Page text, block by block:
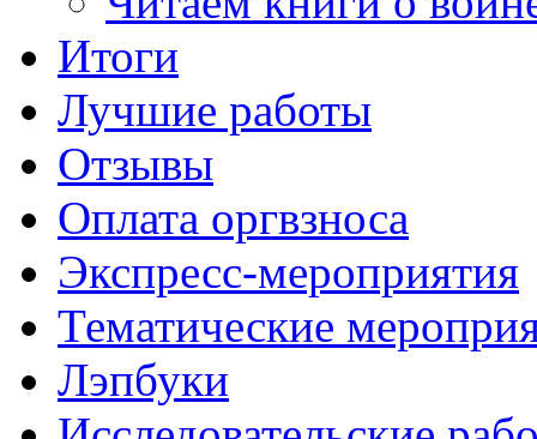
Итоги
Лучшие работы
Отзывы
Оплата оргвзноса
Экспресс-мероприятия
Тематические
Лэпбуки